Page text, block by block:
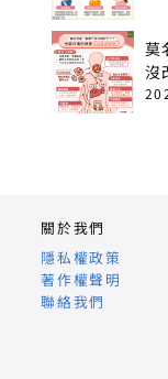
莫
沒
病
關於我們
隱私權政策
著作權聲明
聯絡我們